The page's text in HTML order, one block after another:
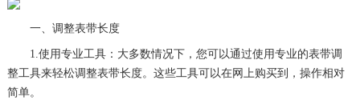
一、调整表带长度
1.使用专业工具：大多数情况下，您可以通过使用专业的表带调
整工具来轻松调整表带长度。这些工具可以在网上购买到，操作相对
简单。